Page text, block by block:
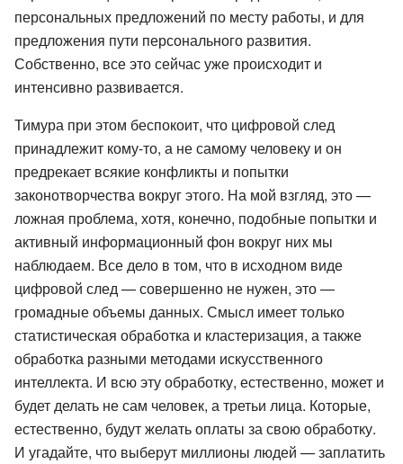
персональных предложений по месту работы, и для
предложения пути персонального развития.
Собственно, все это сейчас уже происходит и
интенсивно развивается.
Тимура при этом беспокоит, что цифровой след
принадлежит кому-то, а не самому человеку и он
предрекает всякие конфликты и попытки
законотворчества вокруг этого. На мой взгляд, это —
ложная проблема, хотя, конечно, подобные попытки и
активный информационный фон вокруг них мы
наблюдаем. Все дело в том, что в исходном виде
цифровой след — совершенно не нужен, это —
громадные объемы данных. Смысл имеет только
статистическая обработка и кластеризация, а также
обработка разными методами искусственного
интеллекта. И всю эту обработку, естественно, может и
будет делать не сам человек, а третьи лица. Которые,
естественно, будут желать оплаты за свою обработку.
И угадайте, что выберут миллионы людей — заплатить